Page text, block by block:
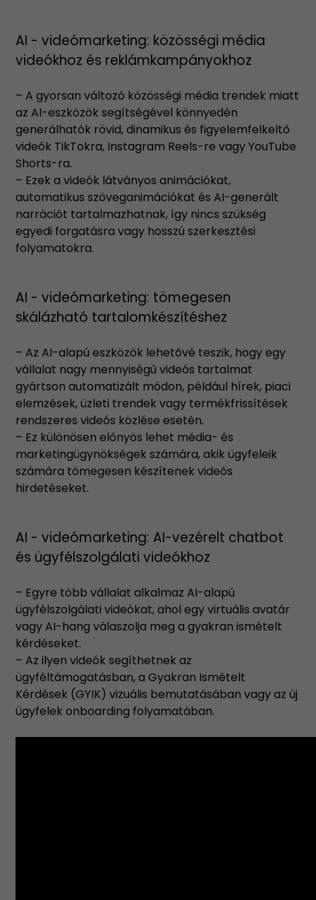
AI - videómarketing: közösségi média
videókhoz és reklámkampányokhoz
– A gyorsan változó közösségi média trendek miatt
az AI-eszközök segítségével könnyedén
generálhatók rövid, dinamikus és figyelemfelkeltő
videók TikTokra, Instagram Reels-re vagy YouTube
Shorts-ra.
– Ezek a videók látványos animációkat,
automatikus szöveganimációkat és AI-generált
narrációt tartalmazhatnak, így nincs szükség
egyedi forgatásra vagy hosszú szerkesztési
folyamatokra.
AI - videómarketing: tömegesen
skálázható tartalomkészítéshez
– Az AI-alapú eszközök lehetővé teszik, hogy egy
vállalat nagy mennyiségű videós tartalmat
gyártson automatizált módon, például hírek, piaci
elemzések, üzleti trendek vagy termékfrissítések
rendszeres videós közlése esetén.
– Ez különösen előnyös lehet média- és
marketingügynökségek számára, akik ügyfeleik
számára tömegesen készítenek videós
hirdetéseket.
AI - videómarketing: AI-vezérelt chatbot
és ügyfélszolgálati videókhoz
– Egyre több vállalat alkalmaz AI-alapú
ügyfélszolgálati videókat, ahol egy virtuális avatár
vagy AI-hang válaszolja meg a gyakran ismételt
kérdéseket.
– Az ilyen videók segíthetnek az
ügyféltámogatásban, a Gyakran Ismételt
Kérdések (GYIK) vizuális bemutatásában vagy az új
ügyfelek onboarding folyamatában.